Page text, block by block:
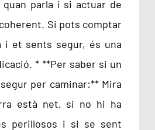
quan parla i si actuar de
Si pots comptar
i et sents segur, és una
* **Per saber si un
per caminar:** Mira
està net, si no hi ha
perillosos i si se sent